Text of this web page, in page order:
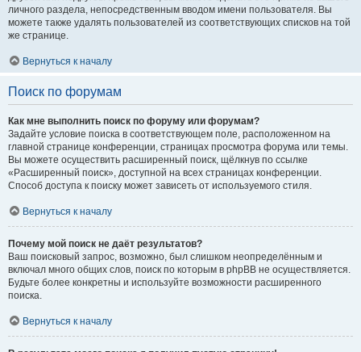
личного раздела, непосредственным вводом имени пользователя. Вы
можете также удалять пользователей из соответствующих списков на той
же странице.
Вернуться к началу
Поиск по форумам
Как мне выполнить поиск по форуму или форумам?
Задайте условие поиска в соответствующем поле, расположенном на
главной странице конференции, страницах просмотра форума или темы.
Вы можете осуществить расширенный поиск, щёлкнув по ссылке
«Расширенный поиск», доступной на всех страницах конференции.
Способ доступа к поиску может зависеть от используемого стиля.
Вернуться к началу
Почему мой поиск не даёт результатов?
Ваш поисковый запрос, возможно, был слишком неопределённым и
включал много общих слов, поиск по которым в phpBB не осуществляется.
Будьте более конкретны и используйте возможности расширенного
поиска.
Вернуться к началу